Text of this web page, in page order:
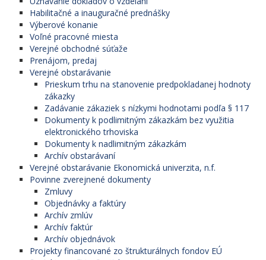
Habilitačné a inauguračné prednášky
Výberové konanie
Voľné pracovné miesta
Verejné obchodné súťaže
Prenájom, predaj
Verejné obstarávanie
Prieskum trhu na stanovenie predpokladanej hodnoty
zákazky
Zadávanie zákaziek s nízkymi hodnotami podľa § 117
Dokumenty k podlimitným zákazkám bez využitia
elektronického trhoviska
Dokumenty k nadlimitným zákazkám
Archív obstarávaní
Verejné obstarávanie Ekonomická univerzita, n.f.
Povinne zverejnené dokumenty
Zmluvy
Objednávky a faktúry
Archív zmlúv
Archív faktúr
Archív objednávok
Projekty financované zo štrukturálnych fondov EÚ